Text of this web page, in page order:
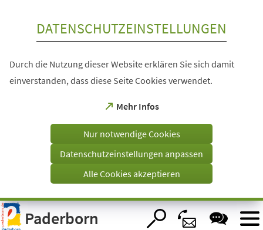
Visuelle
Assistenzsoftware
öffnen.
DATENSCHUTZEINSTELLUNGEN
Durch die Nutzung dieser Website erklären Sie sich damit
einverstanden, dass diese Seite Cookies verwendet.
Mehr Infos
(Öffnet
einem
Tab)
Nur notwendige Cookies
Datenschutzeinstellungen anpassen
Alle Cookies akzeptieren
Paderborn